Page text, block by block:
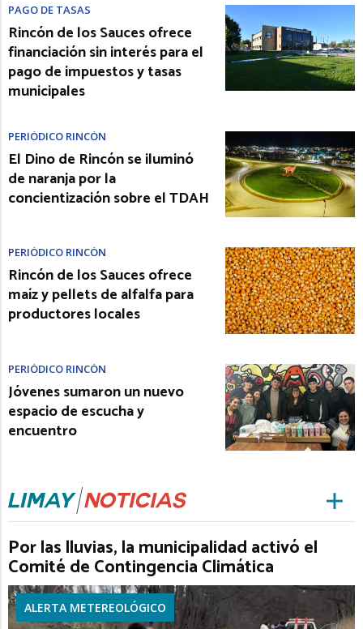
PAGO DE TASAS
Rincón de los Sauces ofrece
financiación sin interés para el
pago de impuestos y tasas
municipales
PERIÓDICO RINCÓN
El Dino de Rincón se iluminó
de naranja por la
concientización sobre el TDAH
PERIÓDICO RINCÓN
Rincón de los Sauces ofrece
maíz y pellets de alfalfa para
productores locales
PERIÓDICO RINCÓN
Jóvenes sumaron un nuevo
espacio de escucha y
encuentro
Por las lluvias, la municipalidad activó el
Comité de Contingencia Climática
ALERTA METEREOLÓGICO